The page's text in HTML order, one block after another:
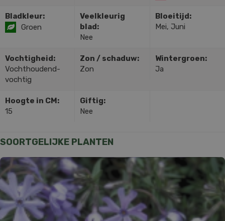
Bladkleur:
Groen
Veelkleurig
blad:
Nee
Bloeitijd:
Mei, Juni
Vochtigheid:
Vochthoudend-
vochtig
Zon / schaduw:
Zon
Wintergroen:
Ja
Hoogte in CM:
15
Giftig:
Nee
SOORTGELIJKE PLANTEN